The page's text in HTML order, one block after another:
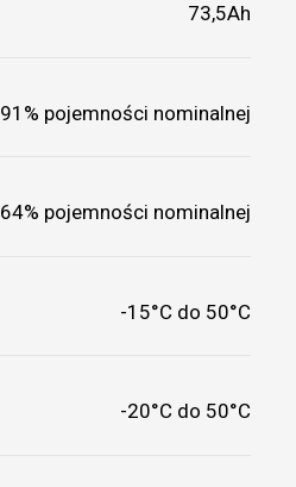
73,5Ah
91% pojemności nominalnej
64% pojemności nominalnej
-15°C do 50°C
-20°C do 50°C